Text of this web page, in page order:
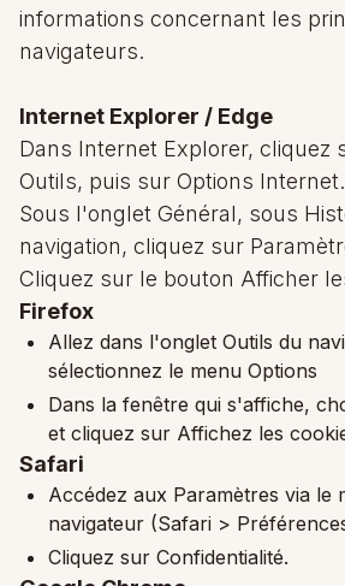
informations concernant les
navigateurs.
Internet Explorer / Edge
Dans Internet Explorer, cliquez
Outils, puis sur Options Internet.
Sous l'onglet Général, sous
navigation, cliquez sur
Cliquez sur le bouton Afficher
Firefox
Allez dans l'onglet Outils du
sélectionnez le menu Options
Dans la fenêtre qui s'affiche,
et cliquez sur Affichez les
Safari
Accédez aux Paramètres via le
navigateur (Safari >
Cliquez sur Confidentialité.